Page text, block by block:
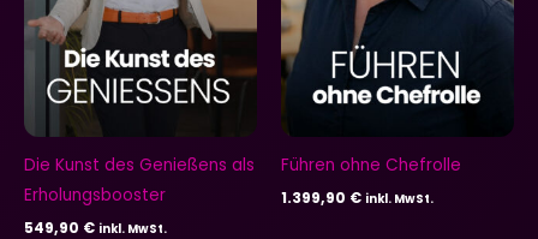
Die Kunst des Genießens als
Erholungsbooster
549,90 € inkl. MwSt.
Führen ohne Chefrolle
1.399,90 € inkl. MwSt.